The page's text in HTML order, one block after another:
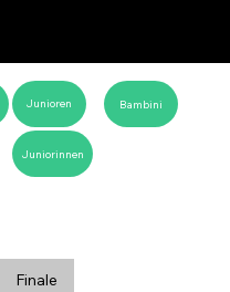
Junioren
Juniorinnen
Bambini
Finale